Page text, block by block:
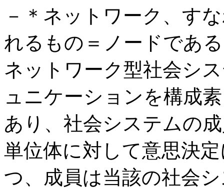
－＊ネットワーク、す
れるもの＝ノードであ
ネットワーク型社会シ
ュニケーションを構成
あり、社会システムの
単位体に対して意思決
つ、成員は当該の社会